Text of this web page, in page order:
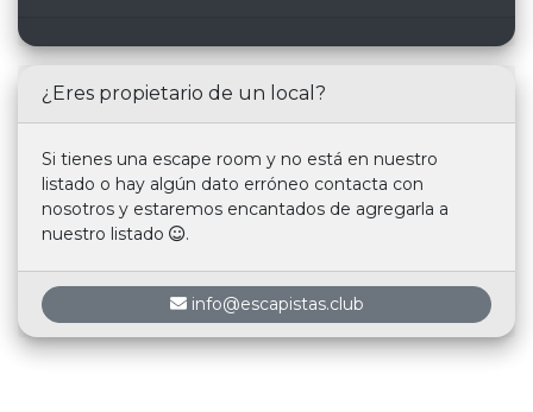
¿Eres propietario de un local?
Si tienes una escape room y no está en nuestro
listado o hay algún dato erróneo contacta con
nosotros y estaremos encantados de agregarla a
nuestro listado
.
info@escapistas.club